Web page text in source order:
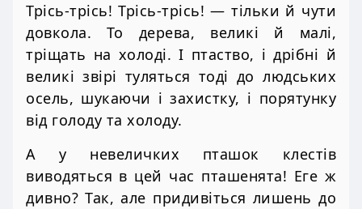
Трісь-трісь! Трісь-трісь! — тільки й чути
довкола. То дерева, великі й малі,
тріщать на холоді. І птаство, і дрібні й
великі звірі туляться тоді до людських
осель, шукаючи і захистку, і порятунку
від голоду та холоду.
А у невеличких пташок клестів
виводяться в цей час пташенята! Еге ж
дивно? Так, але придивіться лишень до